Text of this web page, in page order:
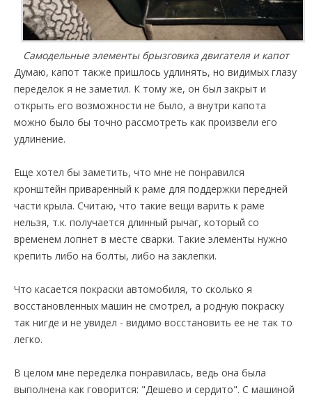
Самодельные элементы брызговика двигателя и капот
Думаю, капот также пришлось удлинять, но видимых глазу
переделок я не заметил. К тому же, он был закрыт и
открыть его возможности не было, а внутри капота
можно было бы точно рассмотреть как произвели его
удлинение.
Еще хотел бы заметить, что мне не понравился
кронштейн приваренный к раме для поддержки передней
части крыла. Считаю, что такие вещи варить к раме
нельзя, т.к. получается длинный рычаг, который со
временем лопнет в месте сварки. Такие элементы нужно
крепить либо на болты, либо на заклепки.
Что касается покраски автомобиля, то сколько я
восстановленных машин не смотрел, а родную покраску
так нигде и не увидел - видимо восстановить ее не так то
легко.
В целом мне переделка понравилась, ведь она была
выполнена как говорится: "Дешево и сердито". С машиной